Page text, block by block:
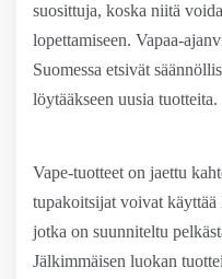
suosittuja, koska niitä
lopettamiseen. Vapaa-
Suomessa etsivät
löytääkseen uusia tuotteita.
Vape-tuotteet on jaettu
tupakoitsijat voivat käyttää
jotka on suunniteltu
Jälkimmäisen luokan